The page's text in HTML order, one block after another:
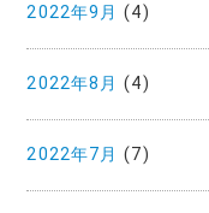
2022年9月 (4)
2022年8月 (4)
2022年7月 (7)